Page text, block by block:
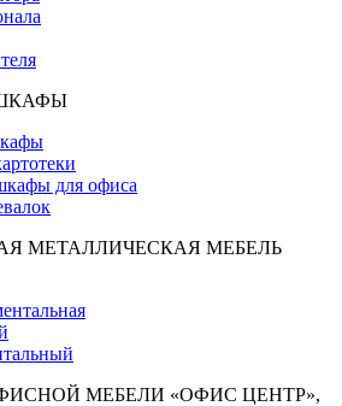
для офиса
МЕТАЛЛИЧЕСКАЯ МЕБЕЛЬ
МЕБЕЛИ «ОФИС ЦЕНТР»,